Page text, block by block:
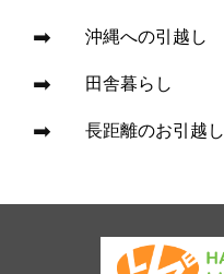
沖縄への引越し
田舎暮らし
長距離のお引越し